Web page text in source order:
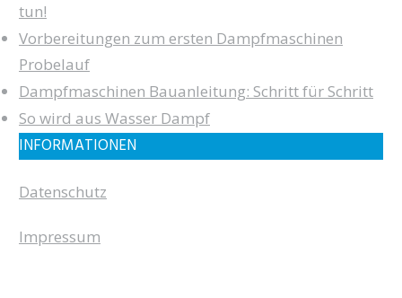
tun!
Vorbereitungen zum ersten Dampfmaschinen
Probelauf
Dampfmaschinen Bauanleitung: Schritt für Schritt
So wird aus Wasser Dampf
INFORMATIONEN
Datenschutz
Impressum